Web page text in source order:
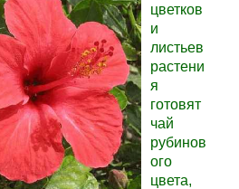
цветков
и
листьев
растени
я
готовят
чай
рубинов
ого
цвета,